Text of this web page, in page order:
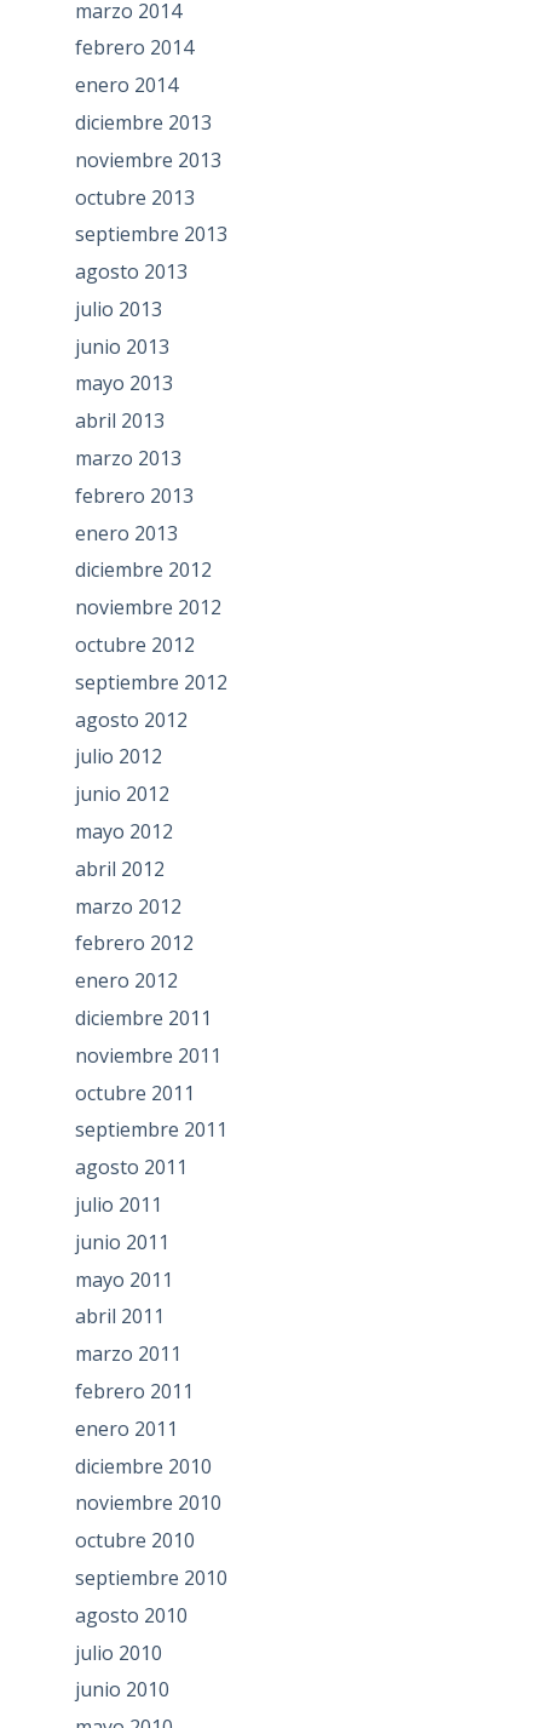
marzo 2014
febrero 2014
enero 2014
diciembre 2013
noviembre 2013
octubre 2013
septiembre 2013
agosto 2013
julio 2013
junio 2013
mayo 2013
abril 2013
marzo 2013
febrero 2013
enero 2013
diciembre 2012
noviembre 2012
octubre 2012
septiembre 2012
agosto 2012
julio 2012
junio 2012
mayo 2012
abril 2012
marzo 2012
febrero 2012
enero 2012
diciembre 2011
noviembre 2011
octubre 2011
septiembre 2011
agosto 2011
julio 2011
junio 2011
mayo 2011
abril 2011
marzo 2011
febrero 2011
enero 2011
diciembre 2010
noviembre 2010
octubre 2010
septiembre 2010
agosto 2010
julio 2010
junio 2010